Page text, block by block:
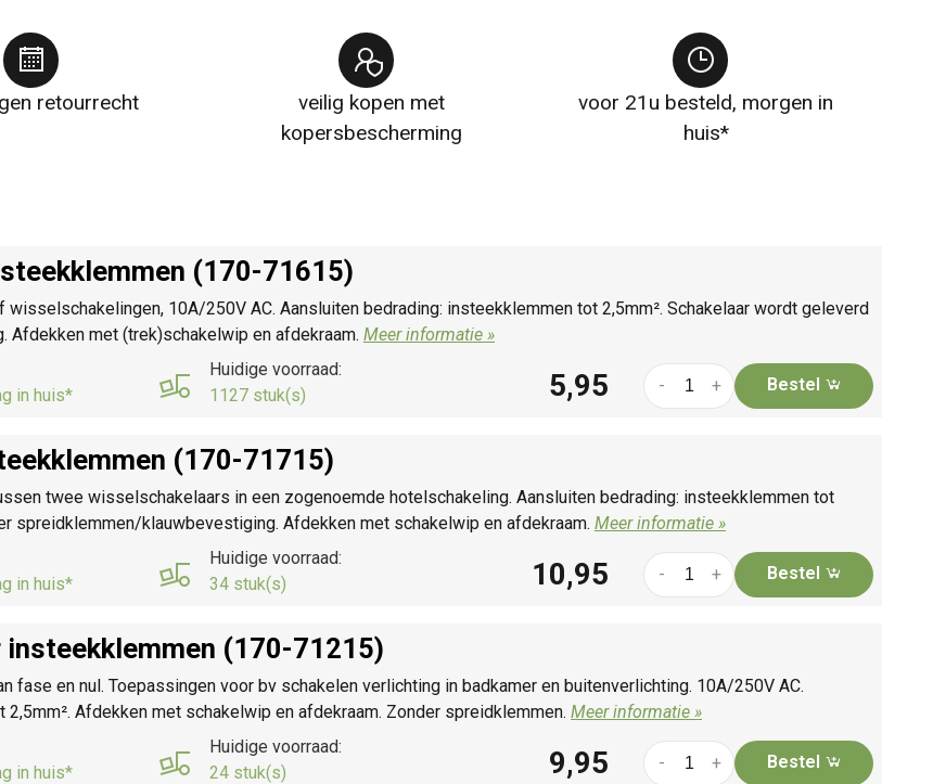
retourrecht
veilig kopen met
kopersbescherming
voor 21u besteld, morgen in
huis*
(170-71615)
10A/250V AC. Aansluiten bedrading: insteekklemmen tot 2,5mm². Schakelaar wordt geleverd
met (trek)schakelwip en afdekraam. Meer informatie »
in huis*
Huidige voorraad:
1127 stuk(s)
5,95 +
- Bestel
(170-71715)
twee wisselschakelaars in een zogenoemde hotelschakeling. Aansluiten bedrading: insteekklemmen tot
spreidklemmen/klauwbevestiging. Afdekken met schakelwip en afdekraam. Meer informatie »
in huis*
Huidige voorraad:
34 stuk(s)
10,95 +
- Bestel
(170-71215)
fase en nul. Toepassingen voor bv schakelen verlichting in badkamer en buitenverlichting. 10A/250V AC.
Afdekken met schakelwip en afdekraam. Zonder spreidklemmen. Meer informatie »
in huis*
Huidige voorraad:
24 stuk(s)
9,95 +
- Bestel